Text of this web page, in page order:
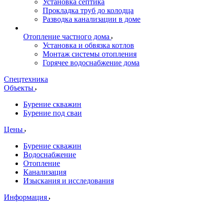
Установка септика
Прокладка труб до колодца
Разводка канализации в доме
Отопление частного дома
Установка и обвязка котлов
Монтаж системы отопления
Горячее водоснабжение дома
Спецтехника
Объекты
Бурение скважин
Бурение под сваи
Цены
Бурение скважин
Водоснабжение
Отопление
Канализация
Изыскания и исследования
Информация